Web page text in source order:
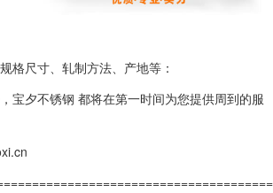
格尺寸、轧制方法、产地等：
宝夕不锈钢 都将在第一时间为您提供周到的服